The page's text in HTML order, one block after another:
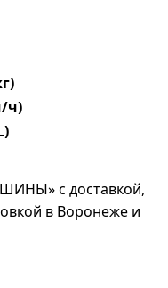
ч)
с доставкой,
в Воронеже и